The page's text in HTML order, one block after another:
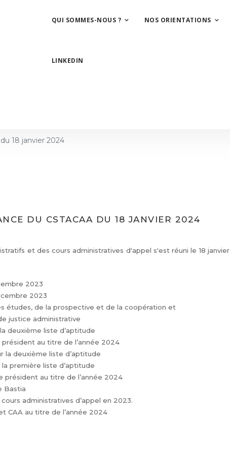
QUI SOMMES-NOUS ? NOS ORIENTATIONS
LINKEDIN
du 18 janvier 2024
DU CSTACAA DU 18 JANVIER 2024
et des cours administratives d'appel s'est réuni le 18 janvier
2023
2023
études, de la prospective et de la coopération et
justice administrative
deuxième liste d’aptitude
au titre de l’année 2024
la deuxième liste d’aptitude
première liste d’aptitude
président au titre de l’année 2024
Bastia
administratives d’appel en 2023.
CAA au titre de l’année 2024